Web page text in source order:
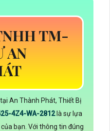
TM-
AN
An Thành Phát, Thiết Bị
4Z4-WA-2812 là sự lựa
bạn. Với thông tin đúng